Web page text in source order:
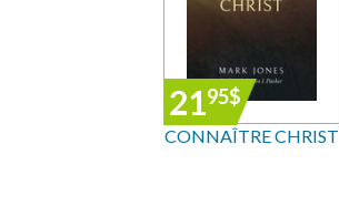
2195$
CONNAÎTRE CHRIST